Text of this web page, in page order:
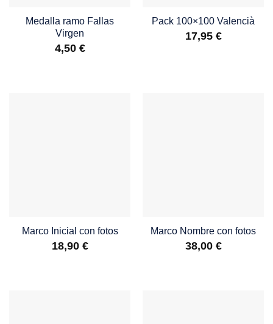
Medalla ramo Fallas
Virgen
4,50 €
Pack 100×100 Valencià
17,95 €
Marco Inicial con fotos
18,90 €
Marco Nombre con fotos
38,00 €